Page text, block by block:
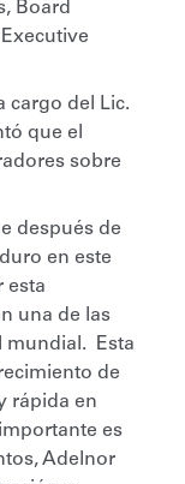
Board
cargo del Lic.
que el
sobre
después de
en este
esta
una de las
mundial.
Esta
de
rápida en
es
Adelnor